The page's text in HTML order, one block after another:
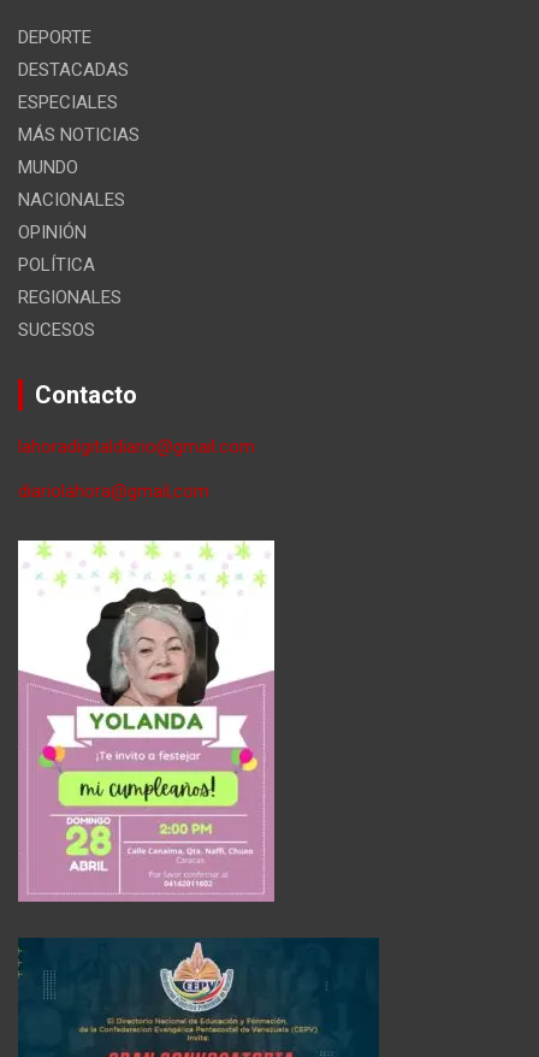
DEPORTE
DESTACADAS
ESPECIALES
MÁS NOTICIAS
MUNDO
NACIONALES
OPINIÓN
POLÍTICA
REGIONALES
SUCESOS
Contacto
lahoradigitaldiario@gmail.com
diariolahora@gmail,com